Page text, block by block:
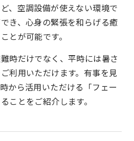
、空調設備が使えない環境で
き、心身の緊張を和らげる癒
とが可能です。
時だけでなく、平時には暑さ
利用いただけます。有事を見
から活用いただける「フェー
ことをご紹介します。